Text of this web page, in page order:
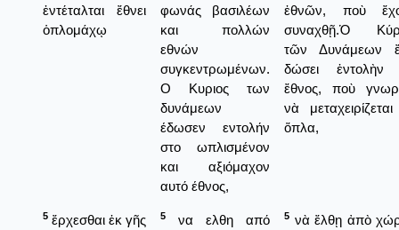
ἐντέταλται ἔθνει
ὁπλομάχῳ
φωνάς βασιλέων
και πολλών
εθνών
συγκεντρωμένων.
Ο Κυριος των
δυνάμεων
έδωσεν εντολήν
στο ωπλισμένον
και αξιόμαχον
αυτό έθνος,
ἐθνῶν, ποὺ
συναχθῇ.Ὁ
τῶν Δυνάμεων
δώσει ἐντολὴν
ἔθνος, ποὺ
νὰ
ὅπλα,
5 ἔρχεσθαι ἐκ γῆς
5
να ελθη από
5 νὰ ἔλθῃ ἀπὸ